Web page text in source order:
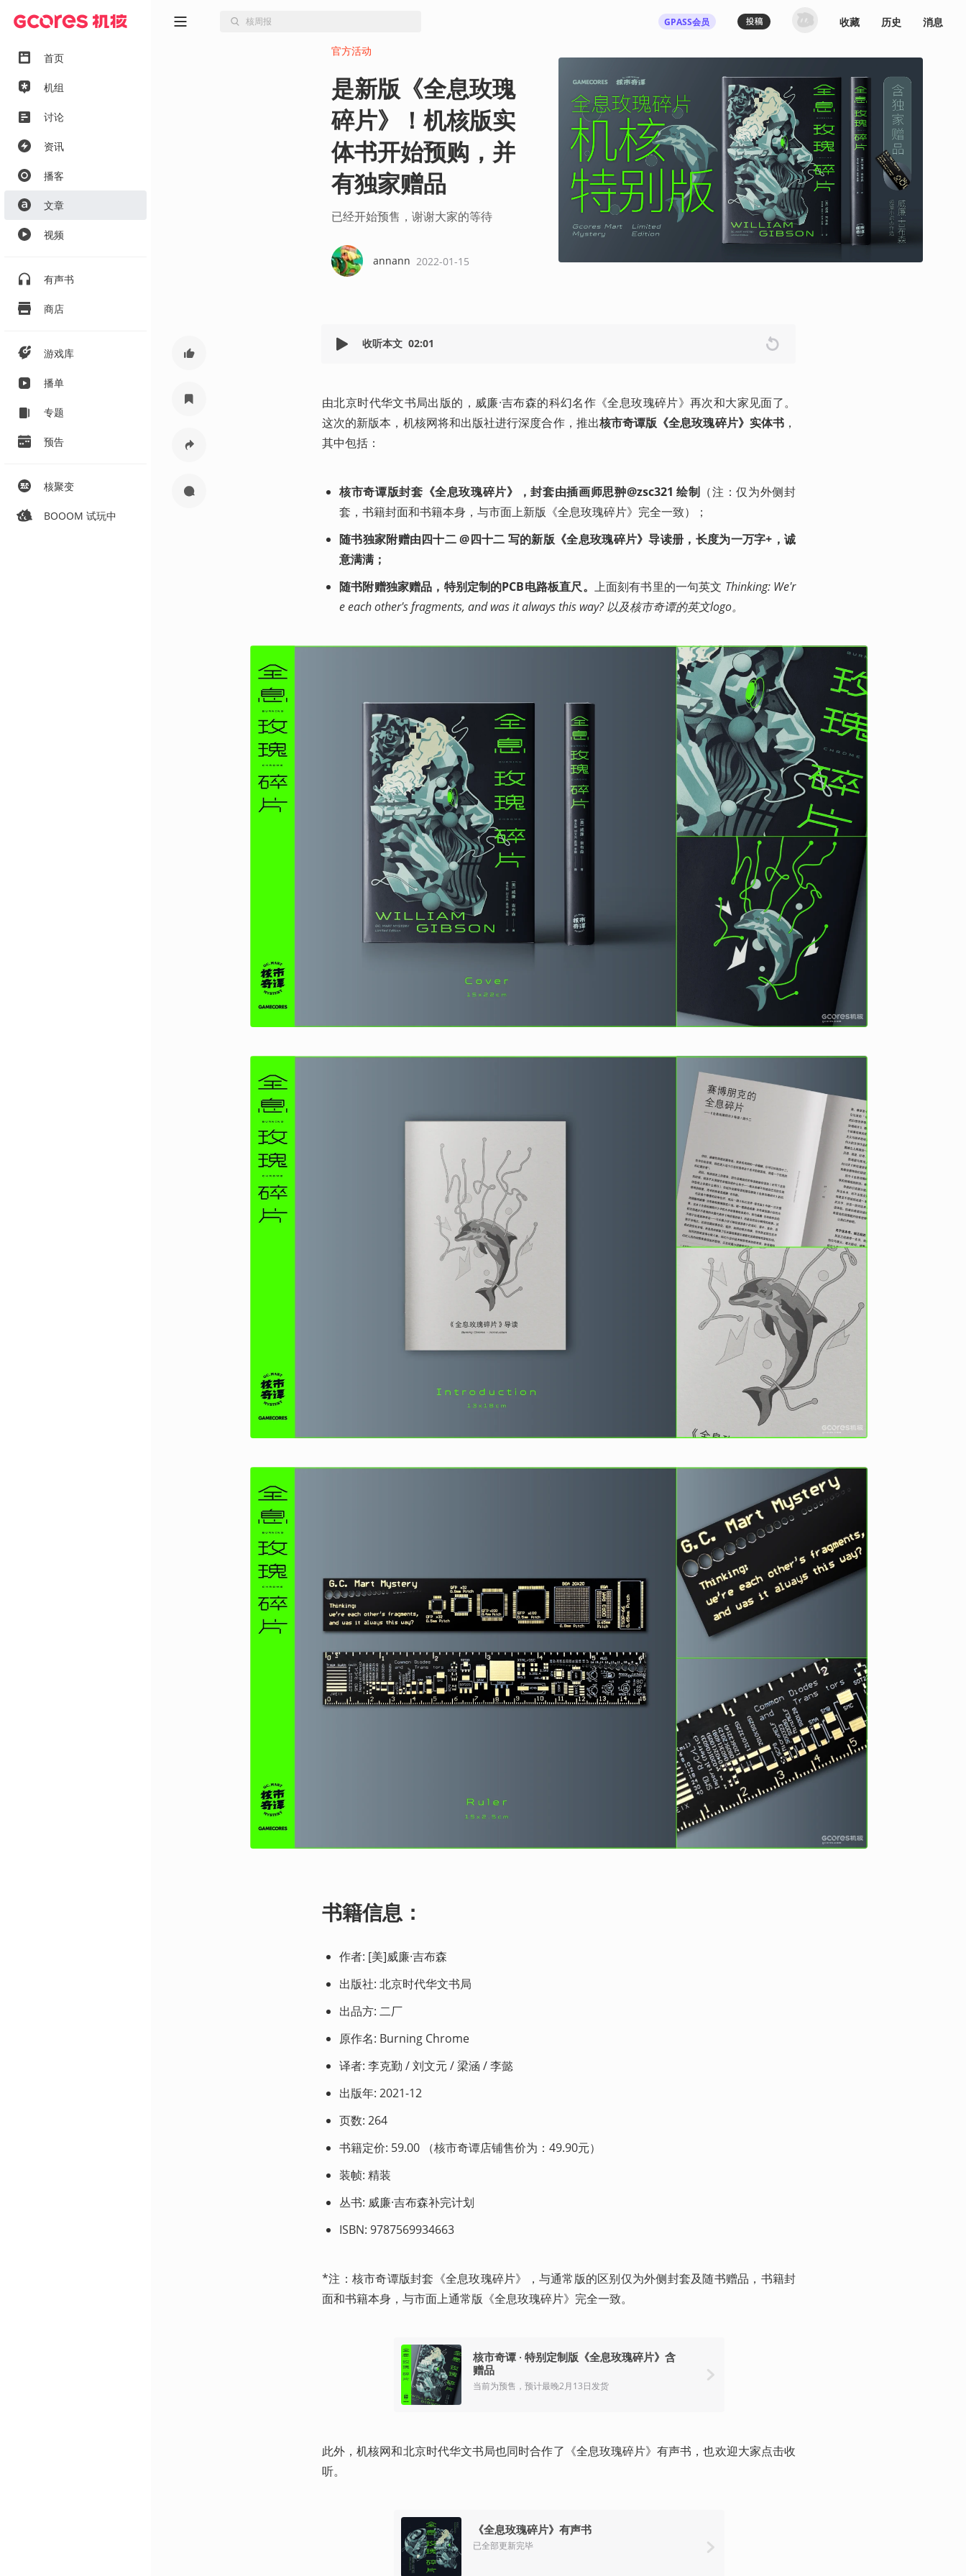
首页
机组
讨论
资讯
播客
文章
视频
有声书
商店
游戏库
播单
专题
预告
核聚变
BOOOM 试玩中
GPASS会员 收藏 历史 消息
官方活动
是新版《全息玫瑰
碎片》！机核版实
体书开始预购，并
有独家赠品
已经开始预售，谢谢大家的等待
annann 2022-01-15
收听本文 02:01
由北京时代华文书局出版的，威廉·吉布森的科幻名作《全息玫瑰碎片》再次和大家见面了。
这次的新版本，机核网将和出版社进行深度合作，推出核市奇谭版《全息玫瑰碎片》实体书 ，
其中包括：
核市奇谭版封套《全息玫瑰碎片》，封套由插画师思翀@zsc321 绘制 （注：仅为外侧封
套，书籍封面和书籍本身，与市面上新版《全息玫瑰碎片》完全一致）；
随书独家附赠由四十二 @四十二 写的新版《全息玫瑰碎片》导读册，长度为一万字+，诚
意满满；
随书附赠独家赠品，特别定制的PCB电路板直尺。 上面刻有书里的一句英文 Thinking: We'r
e each other's fragments, and was it always this way? 以及核市奇谭的英文logo。
书籍信息：
作者: [美]威廉·吉布森
出版社: 北京时代华文书局
出品方: 二厂
原作名: Burning Chrome
译者: 李克勤 / 刘文元 / 梁涵 / 李懿
出版年: 2021-12
页数: 264
书籍定价: 59.00 （核市奇谭店铺售价为：49.90元）
装帧: 精装
丛书: 威廉·吉布森补完计划
ISBN: 9787569934663
*注：核市奇谭版封套《全息玫瑰碎片》，与通常版的区别仅为外侧封套及随书赠品，书籍封
面和书籍本身，与市面上通常版《全息玫瑰碎片》完全一致。
核市奇谭 · 特别定制版《全息玫瑰碎片》含
赠品
当前为预售，预计最晚2月13日发货
此外，机核网和北京时代华文书局也同时合作了《全息玫瑰碎片》有声书，也欢迎大家点击收
听。
《全息玫瑰碎片》有声书
已全部更新完毕